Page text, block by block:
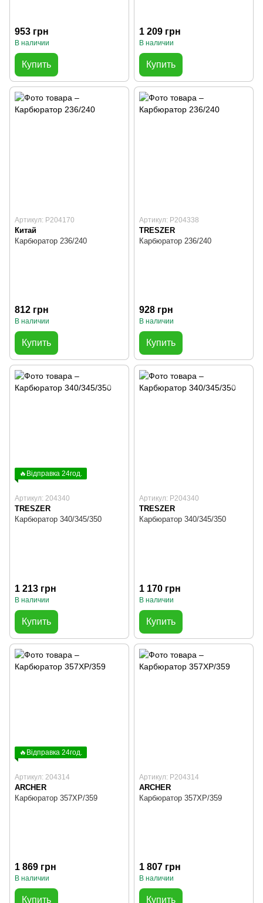
953 грн
В наличии
Купить
1 209 грн
В наличии
Купить
Артикул: P204170
Китай
Карбюратор 236/240
812 грн
В наличии
Купить
Артикул: P204338
TRESZER
Карбюратор 236/240
928 грн
В наличии
Купить
🔥Відправка 24год.
Артикул: 204340
TRESZER
Карбюратор 340/345/350
1 213 грн
В наличии
Купить
Артикул: P204340
TRESZER
Карбюратор 340/345/350
1 170 грн
В наличии
Купить
🔥Відправка 24год.
Артикул: 204314
ARCHER
Карбюратор 357XP/359
1 869 грн
В наличии
Купить
Артикул: P204314
ARCHER
Карбюратор 357XP/359
1 807 грн
В наличии
Купить